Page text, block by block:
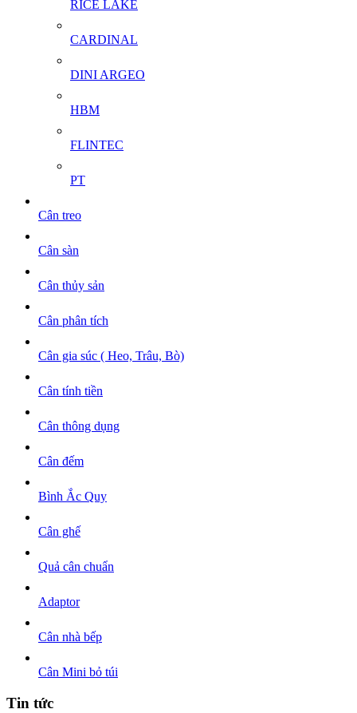
RICE LAKE
CARDINAL
DINI ARGEO
HBM
FLINTEC
PT
Cân treo
Cân sàn
Cân thủy sản
Cân phân tích
Cân gia súc ( Heo, Trâu, Bò)
Cân tính tiền
Cân thông dụng
Cân đếm
Bình Ắc Quy
Cân ghế
Quả cân chuẩn
Adaptor
Cân nhà bếp
Cân Mini bỏ túi
Tin tức